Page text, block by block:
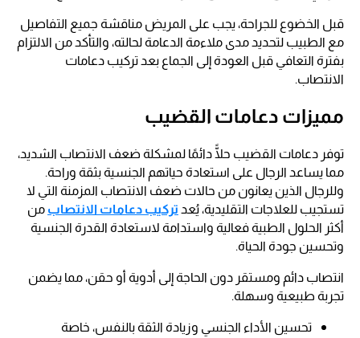
قبل الخضوع للجراحة، يجب على المريض مناقشة جميع التفاصيل
مع الطبيب لتحديد مدى ملاءمة الدعامة لحالته، والتأكد من الالتزام
بفترة التعافي قبل العودة إلى الجماع بعد تركيب دعامات
الانتصاب.
مميزات دعامات القضيب
توفر دعامات القضيب حلًّا دائمًا لمشكلة ضعف الانتصاب الشديد،
مما يساعد الرجال على استعادة حياتهم الجنسية بثقة وراحة.
وللرجال الذين يعانون من حالات ضعف الانتصاب المزمنة التي لا
تستجيب للعلاجات التقليدية، يُعد تركيب دعامات الانتصاب من
أكثر الحلول الطبية فعالية واستدامة لاستعادة القدرة الجنسية
وتحسين جودة الحياة.
انتصاب دائم ومستقر دون الحاجة إلى أدوية أو حقن، مما يضمن
تجربة طبيعية وسهلة.
تحسين الأداء الجنسي وزيادة الثقة بالنفس، خاصة